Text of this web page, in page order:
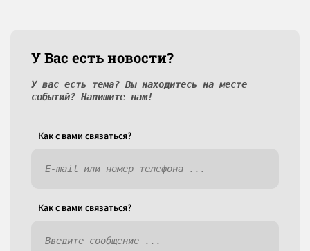
У Вас есть новости?
У вас есть тема? Вы находитесь на месте
событий? Напишите нам!
Как c вами связаться?
Как c вами связаться?